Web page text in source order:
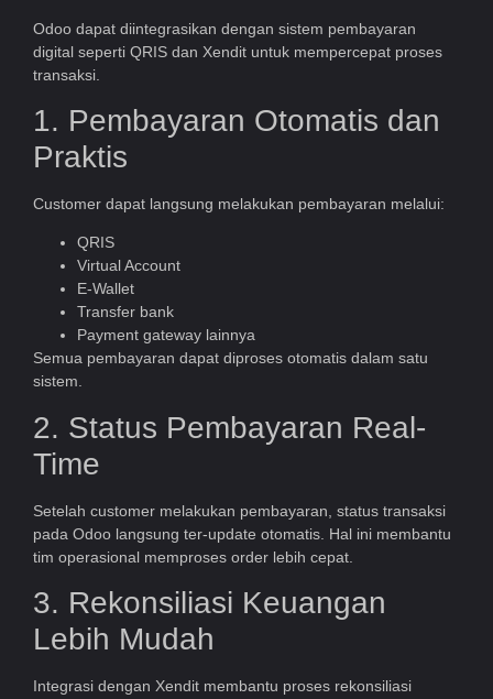
Odoo dapat diintegrasikan dengan sistem pembayaran
digital seperti QRIS dan Xendit untuk mempercepat proses
transaksi.
1. Pembayaran Otomatis dan
Praktis
Customer dapat langsung melakukan pembayaran melalui:
QRIS
Virtual Account
E-Wallet
Transfer bank
Payment gateway lainnya
Semua pembayaran dapat diproses otomatis dalam satu
sistem.
2. Status Pembayaran Real-
Time
Setelah customer melakukan pembayaran, status transaksi
pada Odoo langsung ter-update otomatis. Hal ini membantu
tim operasional memproses order lebih cepat.
3. Rekonsiliasi Keuangan
Lebih Mudah
Integrasi dengan Xendit membantu proses rekonsiliasi